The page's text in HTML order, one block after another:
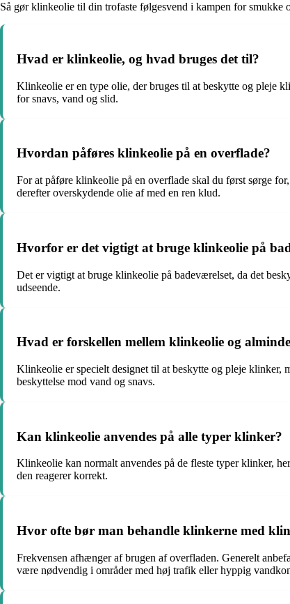
Så gør klinkeolie til din trofaste følgesvend i kampen for smukke
Hvad er klinkeolie, og hvad bruges det til?
Klinkeolie er en type olie, der bruges til at beskytte og pleje
for snavs, vand og slid.
Hvordan påføres klinkeolie på en overflade?
For at påføre klinkeolie på en overflade skal du først sørge
derefter overskydende olie af med en ren klud.
Hvorfor er det vigtigt at bruge klinkeolie på
Det er vigtigt at bruge klinkeolie på badeværelset, da det
udseende.
Hvad er forskellen mellem klinkeolie og
Klinkeolie er specielt designet til at beskytte og pleje klinker,
beskyttelse mod vand og snavs.
Kan klinkeolie anvendes på alle typer klinker?
Klinkeolie kan normalt anvendes på de fleste typer klinker,
den reagerer korrekt.
Hvor ofte bør man behandle klinkerne med
Frekvensen afhænger af brugen af overfladen. Generelt
være nødvendig i områder med høj trafik eller hyppig